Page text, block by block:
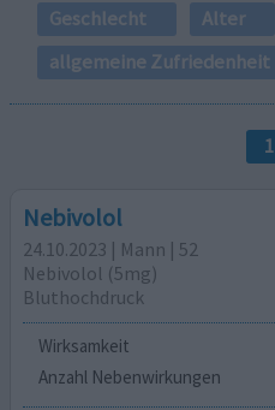
Geschlecht
Alter
allgemeine Zufriedenheit
1
Nebivolol
24.10.2023 | Mann | 52
Nebivolol (5mg)
Bluthochdruck
Wirksamkeit
Anzahl Nebenwirkungen